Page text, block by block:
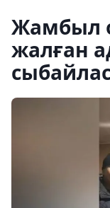
Жамбыл
жалған